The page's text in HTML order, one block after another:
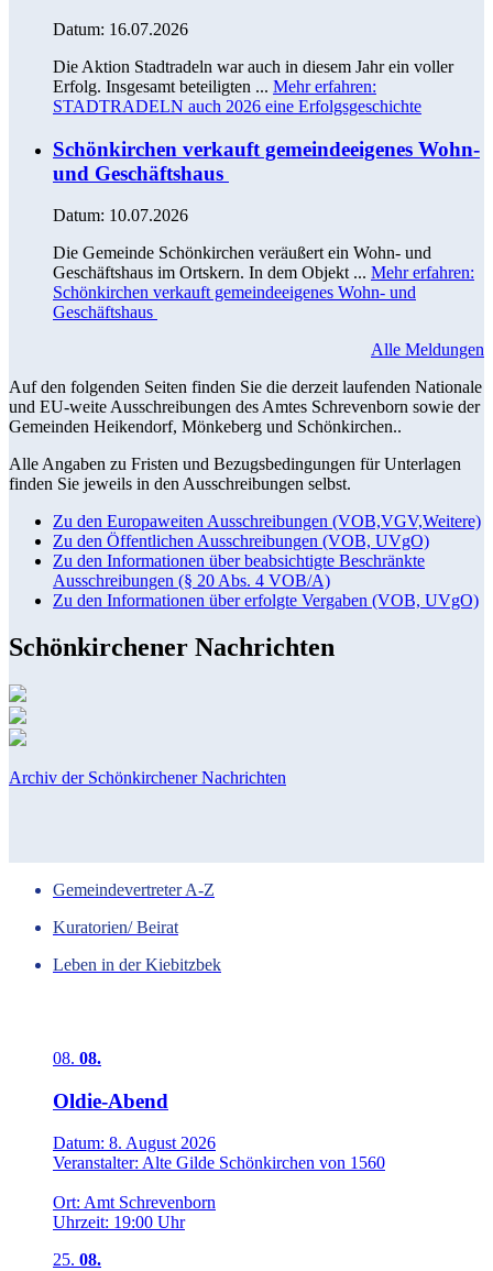
Datum: 16.07.2026
Die Aktion Stadtradeln war auch in diesem Jahr ein voller
Erfolg. Insgesamt beteiligten ... Mehr erfahren:
STADTRADELN auch 2026 eine Erfolgsgeschichte
Schönkirchen verkauft gemeindeeigenes Wohn-
und Geschäftshaus
Datum: 10.07.2026
Die Gemeinde Schönkirchen veräußert ein Wohn- und
Geschäftshaus im Ortskern. In dem Objekt ... Mehr erfahren:
Schönkirchen verkauft gemeindeeigenes Wohn- und
Geschäftshaus
Alle Meldungen
Auf den folgenden Seiten finden Sie die derzeit laufenden Nationale
und EU-weite Ausschreibungen des Amtes Schrevenborn sowie der
Gemeinden Heikendorf, Mönkeberg und Schönkirchen..
Alle Angaben zu Fristen und Bezugsbedingungen für Unterlagen
finden Sie jeweils in den Ausschreibungen selbst.
Zu den Europaweiten Ausschreibungen (VOB,VGV,Weitere)
Zu den Öffentlichen Ausschreibungen (VOB, UVgO)
Zu den Informationen über beabsichtigte Beschränkte
Ausschreibungen (§ 20 Abs. 4 VOB/A)
Zu den Informationen über erfolgte Vergaben (VOB, UVgO)
Schönkirchener Nachrichten
Archiv der Schönkirchener Nachrichten
Gemeindevertreter A-Z
Kuratorien/ Beirat
Leben in der Kiebitzbek
08. 08.
Oldie-Abend
Datum: 8. August 2026
Veranstalter: Alte Gilde Schönkirchen von 1560
Ort: Amt Schrevenborn
Uhrzeit: 19:00 Uhr
25. 08.